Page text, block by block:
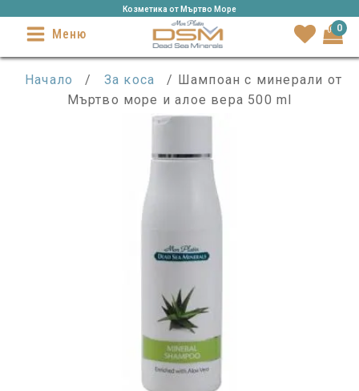
Козметика от Mъртво Море
Меню 0
Начало / За коса
/ Шампоан с минерали от
Мъртво море и алое вера 500 ml